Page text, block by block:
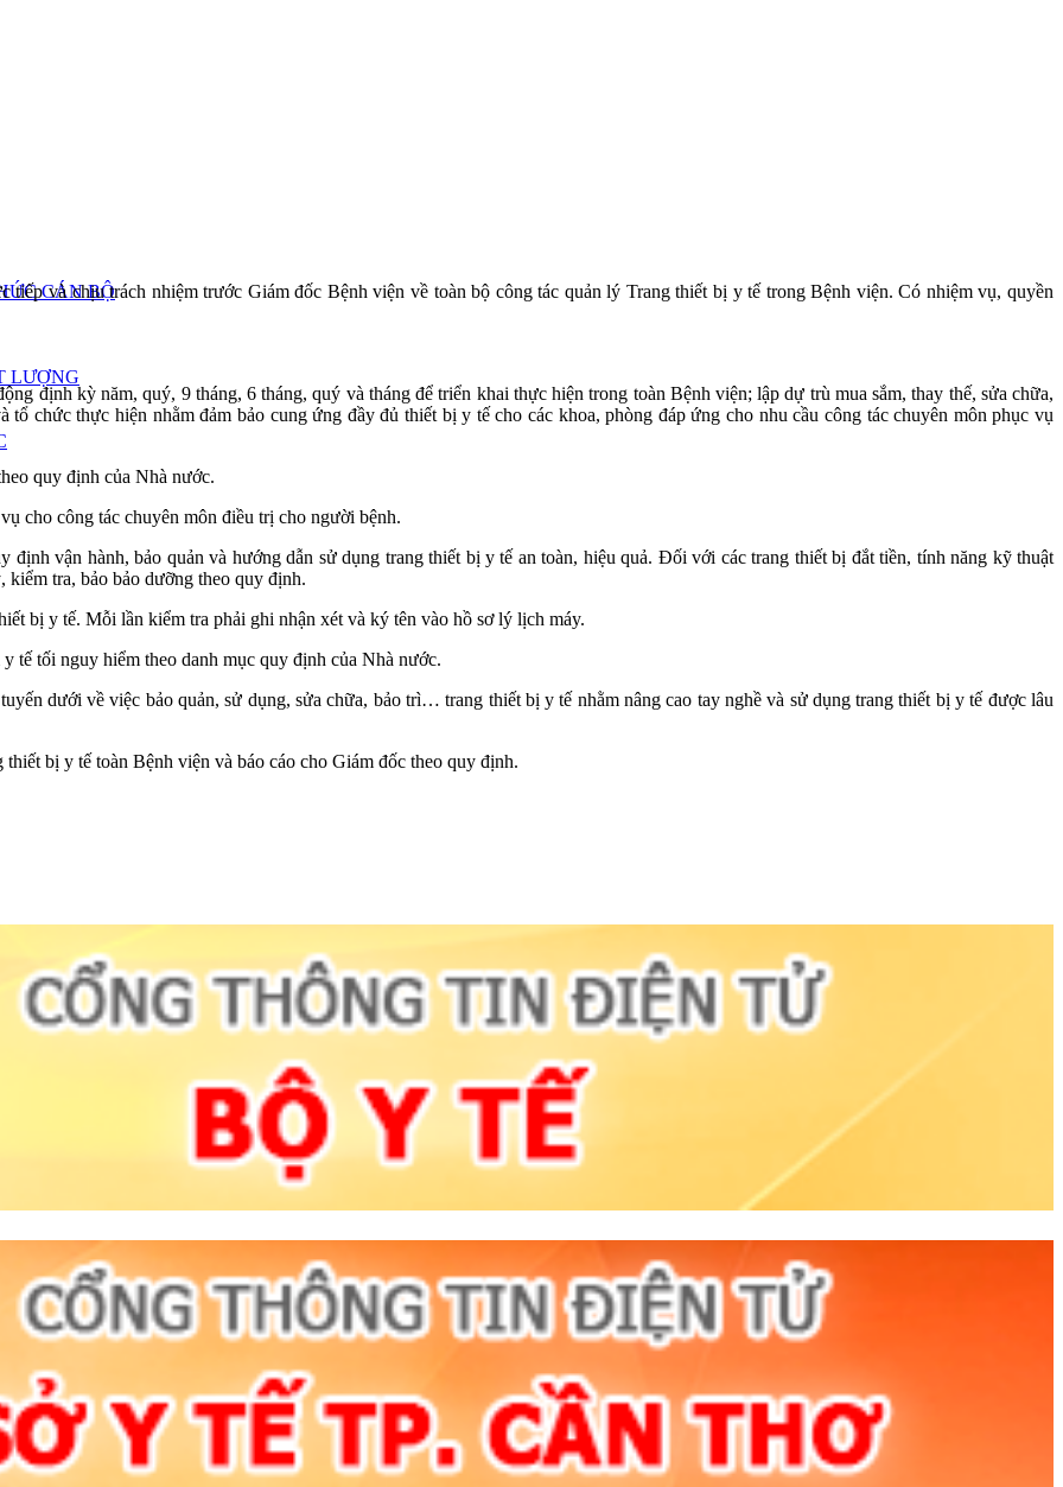
CÁN BỘ
LƯỢNG
và chịu trách nhiệm trước Giám đốc Bệnh viện về toàn bộ công tác quản lý Trang thiết bị y tế trong Bệnh viện. Có nhiệm vụ, quyền
định kỳ năm, quý, 9 tháng, 6 tháng, quý và tháng để triển khai thực hiện trong toàn Bệnh viện; lập dự trù mua sắm, thay thế, sửa chữa,
chức thực hiện nhằm đảm bảo cung ứng đầy đủ thiết bị y tế cho các khoa, phòng đáp ứng cho nhu cầu công tác chuyên môn phục vụ
quy định của Nhà nước.
cho công tác chuyên môn điều trị cho người bệnh.
vận hành, bảo quản và hướng dẫn sử dụng trang thiết bị y tế an toàn, hiệu quả. Đối với các trang thiết bị đắt tiền, tính năng kỹ thuật
kiểm tra, bảo bảo dưỡng theo quy định.
bị y tế. Mỗi lần kiểm tra phải ghi nhận xét và ký tên vào hồ sơ lý lịch máy.
tế tối nguy hiểm theo danh mục quy định của Nhà nước.
dưới về việc bảo quản, sử dụng, sửa chữa, bảo trì… trang thiết bị y tế nhằm nâng cao tay nghề và sử dụng trang thiết bị y tế được lâu
bị y tế toàn Bệnh viện và báo cáo cho Giám đốc theo quy định.